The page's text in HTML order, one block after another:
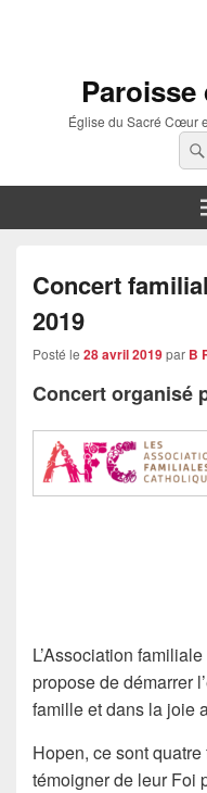
Église du Sacré Cœur
Concert
2019
Posté le 28 avril 2019par B
Concert organisé
L’Association
propose de démarrer
famille et dans la joie
Hopen, ce sont
témoigner de leur Foi